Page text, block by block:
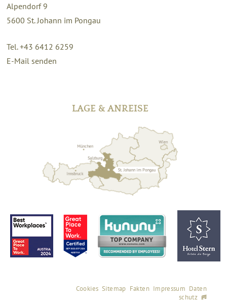
Alpendorf 9
5600 St. Johann im Pongau
Tel. +43 6412 6259
E-Mail senden
LAGE & ANREISE
Cookies Sitemap Fakten Impressum Daten
schutz